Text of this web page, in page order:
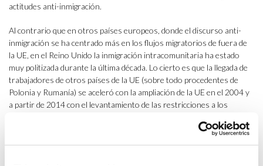
actitudes anti-inmigración.
Al contrario que en otros países europeos, donde el discurso anti-
inmigración se ha centrado más en los flujos migratorios de fuera de
la UE, en el Reino Unido la inmigración intracomunitaria ha estado
muy politizada durante la última década. Lo cierto es que la llegada de
trabajadores de otros países de la UE (sobre todo procedentes de
Polonia y Rumanía) se aceleró con la ampliación de la UE en el 2004 y
a partir de 2014 con el levantamiento de las restricciones a los
Polonia son la primera comunidad inmigrante en el Reino Unido y la